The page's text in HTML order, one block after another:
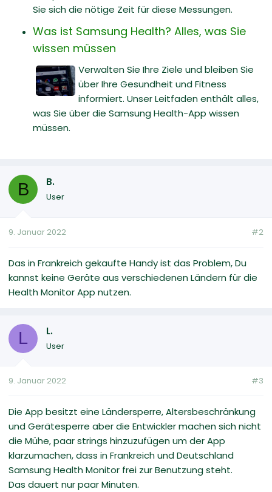
Sie sich die nötige Zeit für diese Messungen.
Was ist Samsung Health? Alles, was Sie
wissen müssen
Verwalten Sie Ihre Ziele und bleiben Sie
über Ihre Gesundheit und Fitness
informiert. Unser Leitfaden enthält alles,
was Sie über die Samsung Health-App wissen
müssen.
B B.
User
9. Januar 2022 #2
Das in Frankreich gekaufte Handy ist das Problem, Du
kannst keine Geräte aus verschiedenen Ländern für die
Health Monitor App nutzen.
L L.
User
9. Januar 2022 #3
Die App besitzt eine Ländersperre, Altersbeschränkung
und Gerätesperre aber die Entwickler machen sich nicht
die Mühe, paar strings hinzuzufügen um der App
klarzumachen, dass in Frankreich und Deutschland
Samsung Health Monitor frei zur Benutzung steht.
Das dauert nur paar Minuten.